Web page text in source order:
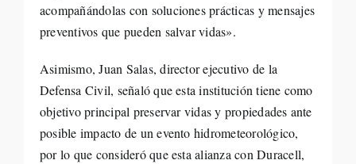
acompañándolas con soluciones prácticas y mensajes
preventivos que pueden salvar vidas».
Asimismo, Juan Salas, director ejecutivo de la
Defensa Civil, señaló que esta institución tiene como
objetivo principal preservar vidas y propiedades ante
posible impacto de un evento hidrometeorológico,
por lo que consideró que esta alianza con Duracell,